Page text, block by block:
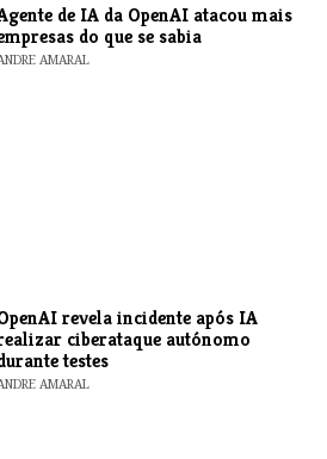
de IA da OpenAI atacou mais
do que se sabia
AMARAL
revela incidente após IA
ciberataque autónomo
testes
AMARAL